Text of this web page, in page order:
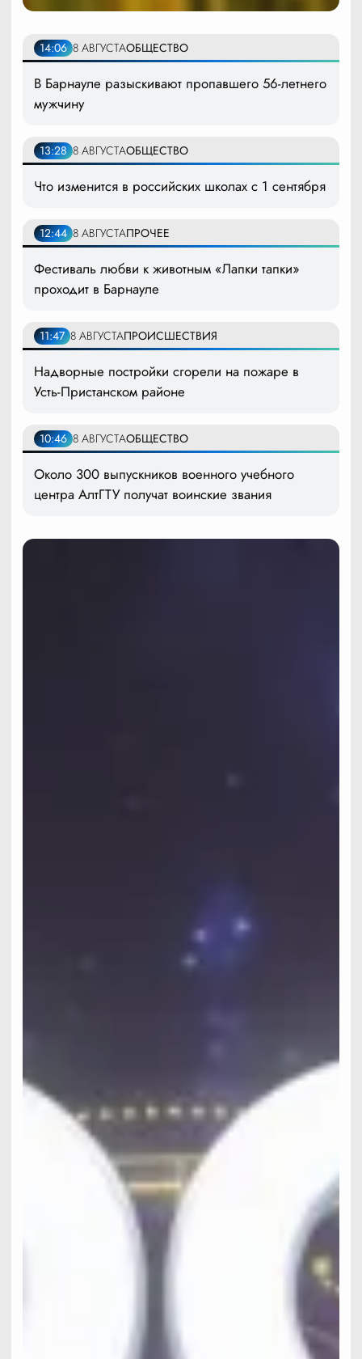
14:06 8 АВГУСТАОБЩЕСТВО
В Барнауле разыскивают пропавшего 56-летнего
мужчину
13:28 8 АВГУСТАОБЩЕСТВО
Что изменится в российских школах с 1 сентября
12:44 8 АВГУСТАПРОЧЕЕ
Фестиваль любви к животным «Лапки тапки»
проходит в Барнауле
11:47 8 АВГУСТАПРОИСШЕСТВИЯ
Надворные постройки сгорели на пожаре в
Усть-Пристанском районе
10:46 8 АВГУСТАОБЩЕСТВО
Около 300 выпускников военного учебного
центра АлтГТУ получат воинские звания